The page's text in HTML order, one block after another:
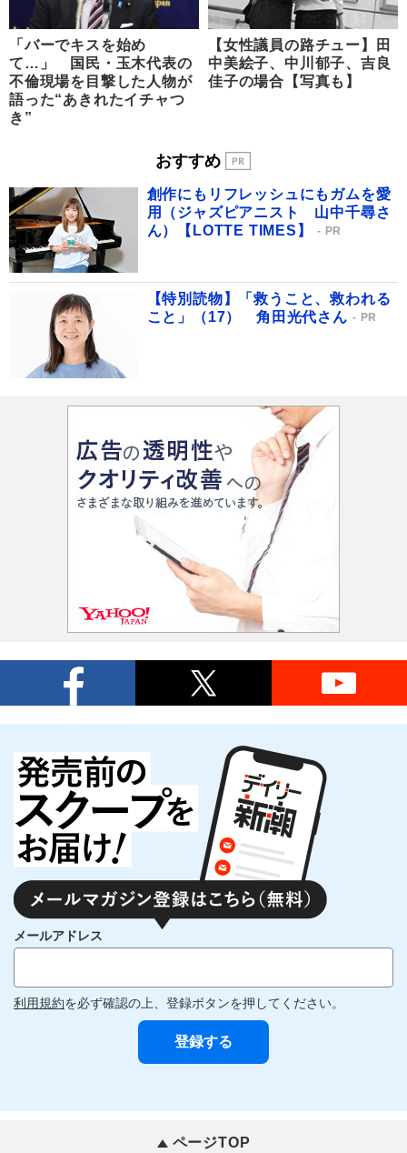
「バーでキスを始め
て…」 国民・玉木代表の
不倫現場を目撃した人物が
語った“あきれたイチャつ
き”
【女性議員の路チュー】田
中美絵子、中川郁子、吉良
佳子の場合【写真も】
おすすめ
創作にもリフレッシュにもガムを愛
用（ジャズピアニスト 山中千尋さ
ん）【LOTTE TIMES】
PR
【特別読物】「救うこと、救われる
こと」（17） 角田光代さん
PR
メールアドレス
利用規約を必ず確認の上、登録ボタンを押してください。
ページTOP